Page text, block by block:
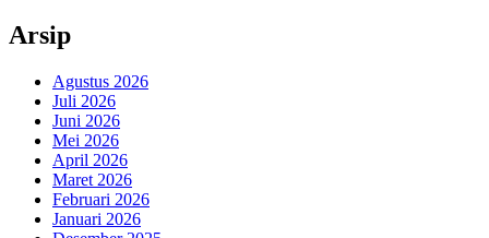
Arsip
Agustus 2026
Juli 2026
Juni 2026
Mei 2026
April 2026
Maret 2026
Februari 2026
Januari 2026